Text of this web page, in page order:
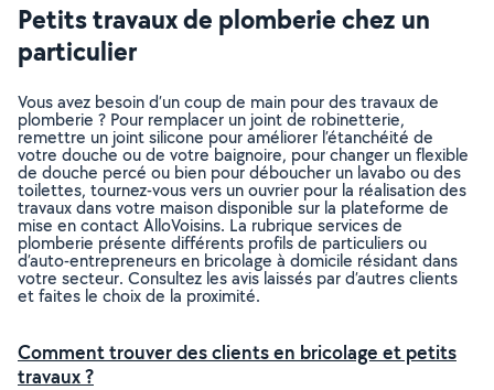
Petits travaux de plomberie chez un
particulier
Vous avez besoin d’un coup de main pour des travaux de
plomberie ? Pour remplacer un joint de robinetterie,
remettre un joint silicone pour améliorer l’étanchéité de
votre douche ou de votre baignoire, pour changer un flexible
de douche percé ou bien pour déboucher un lavabo ou des
toilettes, tournez-vous vers un ouvrier pour la réalisation des
travaux dans votre maison disponible sur la plateforme de
mise en contact AlloVoisins. La rubrique services de
plomberie présente différents profils de particuliers ou
d’auto-entrepreneurs en bricolage à domicile résidant dans
votre secteur. Consultez les avis laissés par d’autres clients
et faites le choix de la proximité.
Comment trouver des clients en bricolage et petits
travaux ?